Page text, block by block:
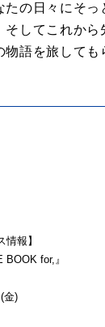
たの日々にそっ
してこれから
物語を旅しても
情報】
for,』
金)